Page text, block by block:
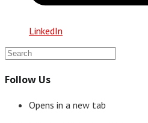
LinkedIn
Follow Us
Opens in a new tab